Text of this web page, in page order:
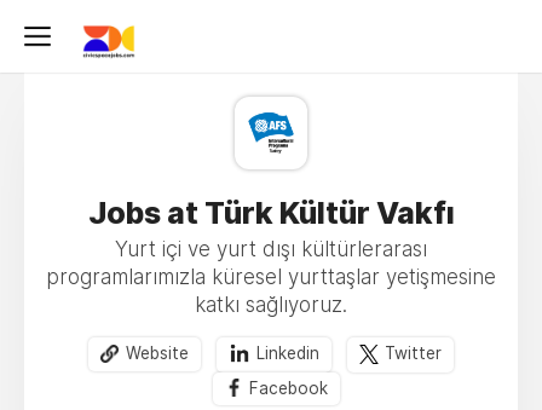
Jobs at Türk Kültür Vakfı
Yurt içi ve yurt dışı kültürlerarası
programlarımızla küresel yurttaşlar yetişmesine
katkı sağlıyoruz.
Website Linkedin
Twitter
Facebook